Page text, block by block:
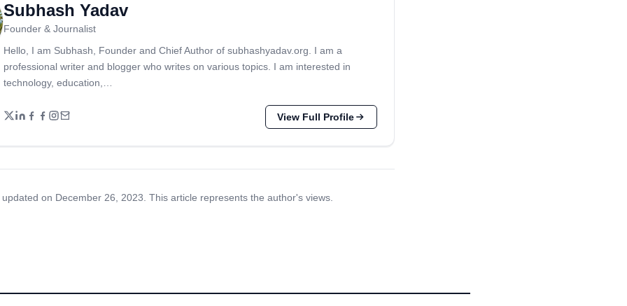
Subhash Yadav
Founder & Journalist
Hello, I am Subhash, Founder and Chief Author of subhashyadav.org. I am a
professional writer and blogger who writes on various topics. I am interested in
technology, education,…
View Full Profile
on December 26, 2023. This article represents the author's views.